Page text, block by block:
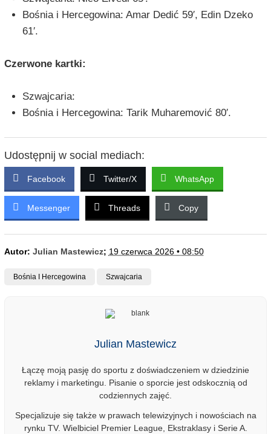
Bośnia i Hercegowina: Amar Dedić 59′, Edin Dzeko
61′.
Czerwone kartki:
Szwajcaria:
Bośnia i Hercegowina: Tarik Muharemović 80′.
Udostępnij w social mediach:
Facebook Twitter/X WhatsApp
Messenger Threads Copy
Autor: Julian Mastewicz; 19 czerwca 2026 • 08:50
Bośnia I Hercegowina Szwajcaria
Julian Mastewicz
Łączę moją pasję do sportu z doświadczeniem w dziedzinie
reklamy i marketingu. Pisanie o sporcie jest odskocznią od
codziennych zajęć.
Specjalizuje się także w prawach telewizyjnych i nowościach na
rynku TV. Wielbiciel Premier League, Ekstraklasy i Serie A.